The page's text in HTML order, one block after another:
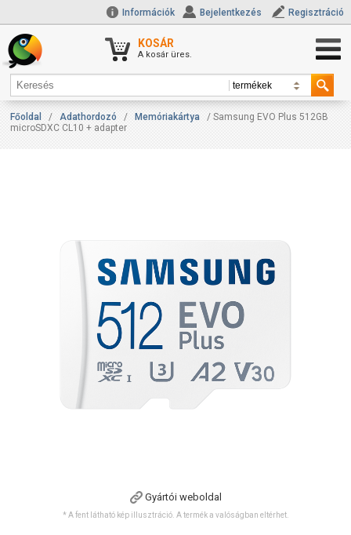
Információk Bejelentkezés Regisztráció
KOSÁR
A kosár üres.
Főoldal / Adathordozó / Memóriakártya
/ Samsung EVO Plus 512GB
microSDXC CL10 + adapter
Gyártói weboldal
* A fent látható kép illusztráció. A termék a valóságban eltérhet.